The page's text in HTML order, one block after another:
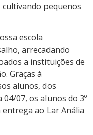
pequenos
escola
arrecadando
a instituições de
Graças à
alunos, dos
07, os alunos do 3º
ao Lar Anália